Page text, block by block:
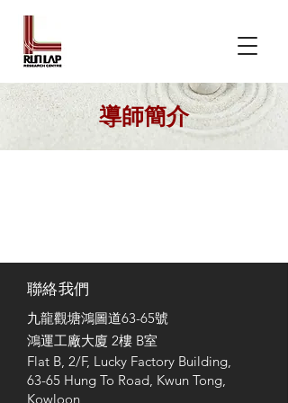
導師簡介
聯絡我們
九龍觀塘鴻圖道63-65號
鴻運工廠大廈 2樓 B室
Flat B, 2/F, Lucky Factory Building,
63-65 Hung To Road, Kwun Tong,
Kowloon